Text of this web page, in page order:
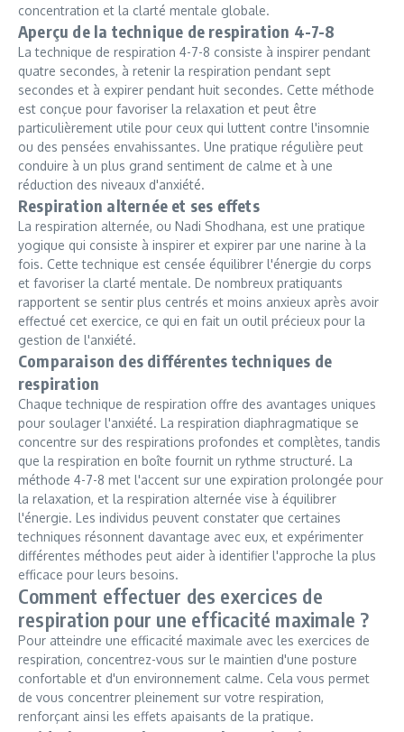
concentration et la clarté mentale globale.
Aperçu de la technique de respiration 4-7-8
La technique de respiration 4-7-8 consiste à inspirer pendant
quatre secondes, à retenir la respiration pendant sept
secondes et à expirer pendant huit secondes. Cette méthode
est conçue pour favoriser la relaxation et peut être
particulièrement utile pour ceux qui luttent contre l'insomnie
ou des pensées envahissantes. Une pratique régulière peut
conduire à un plus grand sentiment de calme et à une
réduction des niveaux d'anxiété.
Respiration alternée et ses effets
La respiration alternée, ou Nadi Shodhana, est une pratique
yogique qui consiste à inspirer et expirer par une narine à la
fois. Cette technique est censée équilibrer l'énergie du corps
et favoriser la clarté mentale. De nombreux pratiquants
rapportent se sentir plus centrés et moins anxieux après avoir
effectué cet exercice, ce qui en fait un outil précieux pour la
gestion de l'anxiété.
Comparaison des différentes techniques de
respiration
Chaque technique de respiration offre des avantages uniques
pour soulager l'anxiété. La respiration diaphragmatique se
concentre sur des respirations profondes et complètes, tandis
que la respiration en boîte fournit un rythme structuré. La
méthode 4-7-8 met l'accent sur une expiration prolongée pour
la relaxation, et la respiration alternée vise à équilibrer
l'énergie. Les individus peuvent constater que certaines
techniques résonnent davantage avec eux, et expérimenter
différentes méthodes peut aider à identifier l'approche la plus
efficace pour leurs besoins.
Comment effectuer des exercices de
respiration pour une efficacité maximale ?
Pour atteindre une efficacité maximale avec les exercices de
respiration, concentrez-vous sur le maintien d'une posture
confortable et d'un environnement calme. Cela vous permet
de vous concentrer pleinement sur votre respiration,
renforçant ainsi les effets apaisants de la pratique.